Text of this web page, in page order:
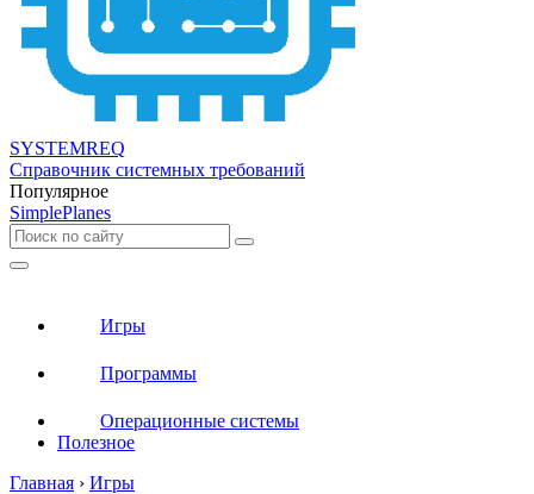
SYSTEMREQ
Справочник системных требований
Популярное
SimplePlanes
Игры
Программы
Операционные системы
Полезное
Главная › Игры